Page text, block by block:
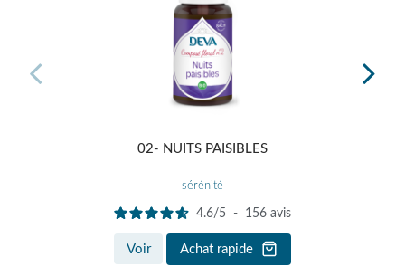
02- NUITS PAISIBLES
sérénité
4.6/5 - 156 avis
Voir Achat rapide